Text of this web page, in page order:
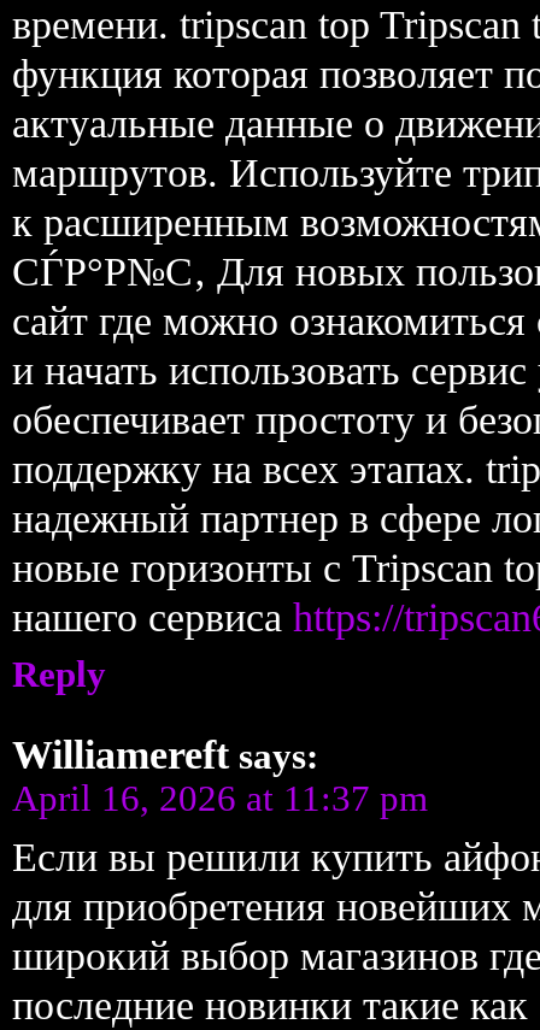
времени. tripscan top
функция которая позволяет
актуальные данные о
маршрутов. Используйте
к расширенным
СЃР°Р№С‚ Для новых
сайт где можно
и начать использовать
обеспечивает простоту и
поддержку на всех этапах.
надежный партнер в сфере
новые горизонты с Tripscan
нашего сервиса https://
Reply
Williamereft says:
April 16, 2026 at 11:37 pm
Если вы решили купить
для приобретения новейших
широкий выбор магазинов
последние новинки такие